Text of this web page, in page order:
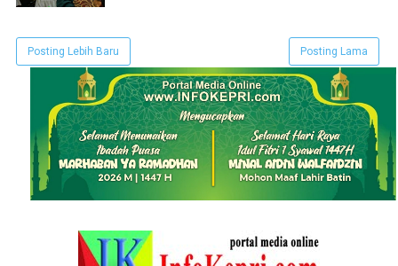
Posting Lebih Baru Posting Lama